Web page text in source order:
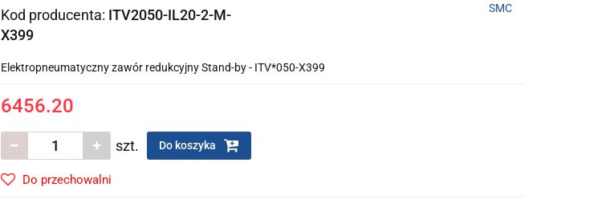
Kod producenta: ITV2050-IL20-2-M-
X399
SMC
Elektropneumatyczny zawór redukcyjny Stand-by - ITV*050-X399
6456.20
szt. Do koszyka
Do przechowalni